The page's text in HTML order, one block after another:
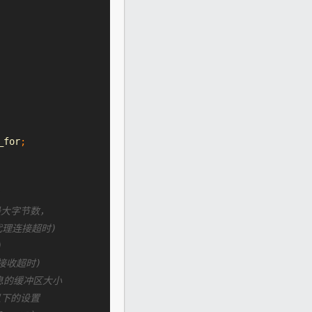
;
字节数，
连接超时)
收超时)
缓冲区大小
的设置